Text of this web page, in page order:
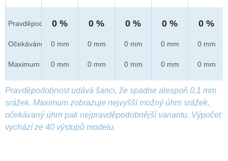
Pravděpod.
Očekáváno
Maximum
0 %
0 mm
0 mm
0 %
0 mm
0 mm
0 %
0 mm
0 mm
0 %
0 mm
0 mm
0 %
0 mm
0 mm
Pravděpodobnost udává šanci, že spadne alespoň 0,1 mm
srážek. Maximum zobrazuje nejvyšší možný úhrn srážek,
očekávaný úhrn pak nejpravděpodobnější variantu. Výpočet
vychází ze 40 výstupů modelu.